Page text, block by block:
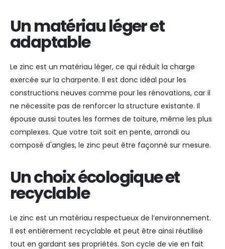
Un matériau léger et
adaptable
Le zinc est un matériau léger, ce qui réduit la charge
exercée sur la charpente. Il est donc idéal pour les
constructions neuves comme pour les rénovations, car il
ne nécessite pas de renforcer la structure existante. Il
épouse aussi toutes les formes de toiture, même les plus
complexes. Que votre toit soit en pente, arrondi ou
composé d'angles, le zinc peut être façonné sur mesure.
Un choix écologique et
recyclable
Le zinc est un matériau respectueux de l’environnement.
Il est entièrement recyclable et peut être ainsi réutilisé
tout en gardant ses propriétés. Son cycle de vie en fait